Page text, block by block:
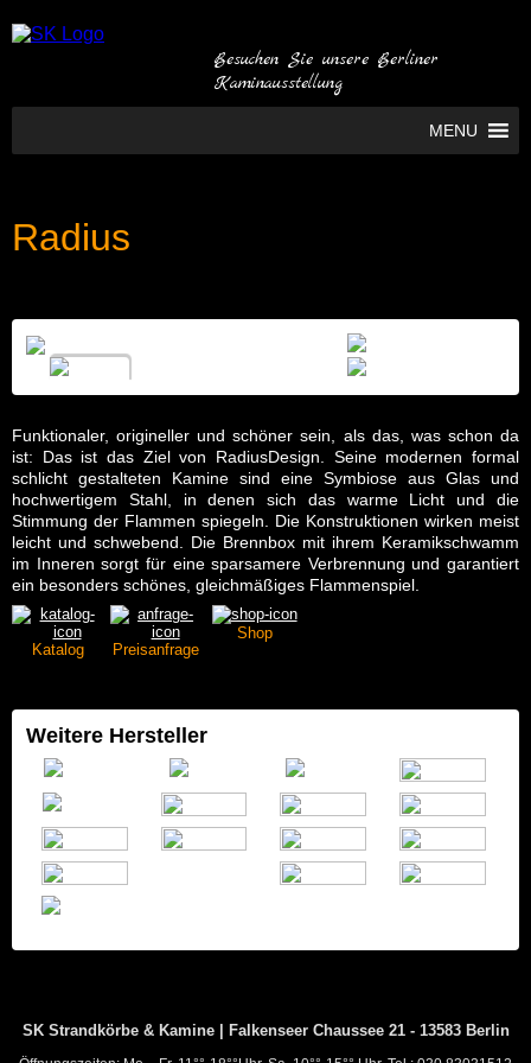
Besuchen Sie unsere Berliner
Kaminausstellung
MENU
Radius
Funktionaler, origineller und schöner sein, als das, was schon da
ist: Das ist das Ziel von RadiusDesign. Seine modernen formal
schlicht gestalteten Kamine sind eine Symbiose aus Glas und
hochwertigem Stahl, in denen sich das warme Licht und die
Stimmung der Flammen spiegeln. Die Konstruktionen wirken meist
leicht und schwebend. Die Brennbox mit ihrem Keramikschwamm
im Inneren sorgt für eine sparsamere Verbrennung und garantiert
ein besonders schönes, gleichmäßiges Flammenspiel.
Katalog Preisanfrage
Shop
Weitere Hersteller
SK Strandkörbe & Kamine | Falkenseer Chaussee 21 - 13583 Berlin